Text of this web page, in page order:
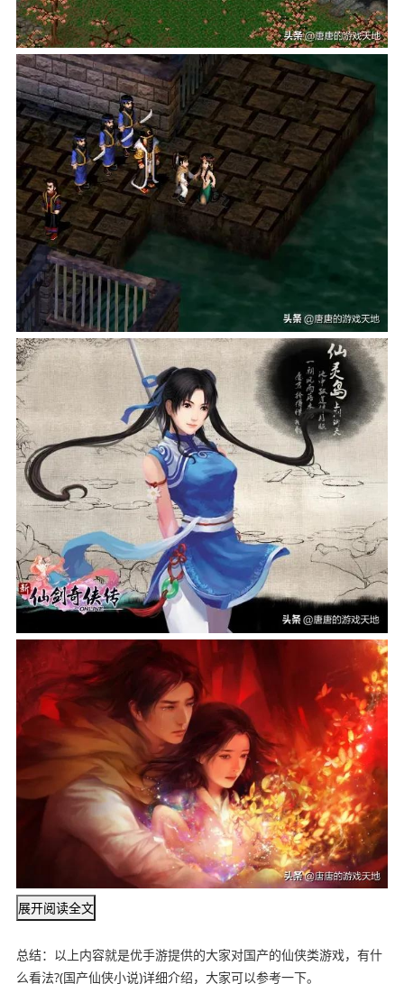
展开阅读全文
总结：以上内容就是优手游提供的大家对国产的仙侠类游戏，有什
么看法?(国产仙侠小说)详细介绍，大家可以参考一下。